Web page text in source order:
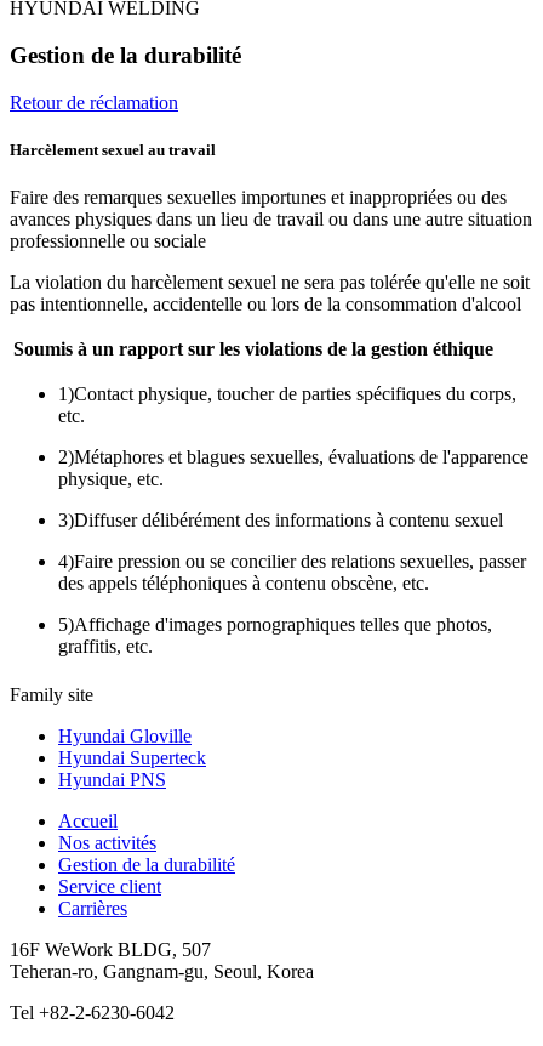
HYUNDAI WELDING
Gestion de la durabilité
Retour de réclamation
Harcèlement sexuel au travail
Faire des remarques sexuelles importunes et inappropriées ou des
avances physiques dans un lieu de travail ou dans une autre situation
professionnelle ou sociale
La violation du harcèlement sexuel ne sera pas tolérée qu'elle ne soit
pas intentionnelle, accidentelle ou lors de la consommation d'alcool
Soumis à un rapport sur les violations de la gestion éthique
1)Contact physique, toucher de parties spécifiques du corps,
etc.
2)Métaphores et blagues sexuelles, évaluations de l'apparence
physique, etc.
3)Diffuser délibérément des informations à contenu sexuel
4)Faire pression ou se concilier des relations sexuelles, passer
des appels téléphoniques à contenu obscène, etc.
5)Affichage d'images pornographiques telles que photos,
graffitis, etc.
Family site
Hyundai Gloville
Hyundai Superteck
Hyundai PNS
Accueil
Nos activités
Gestion de la durabilité
Service client
Carrières
16F WeWork BLDG, 507
Teheran-ro, Gangnam-gu, Seoul, Korea
Tel +82-2-6230-6042